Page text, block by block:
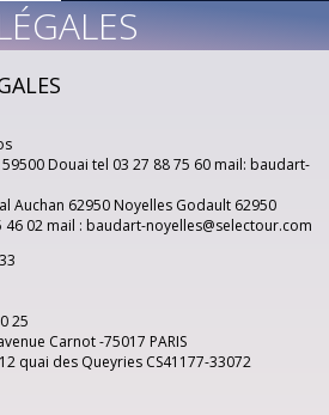
RECHERCHER
DESTINATIONS
ALGÉRIE
CIRCUITS
59500 Douai tel 03 27 88 75 60 mail: baudart-
Auchan 62950 Noyelles Godault 62950
02 mail : baudart-noyelles@selectour.com
25
Carnot -75017 PARIS
quai des Queyries CS41177-33072